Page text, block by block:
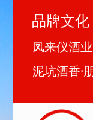
凤来仪酒
泥坑酒香·
品牌文化